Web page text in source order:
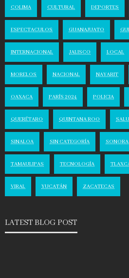
COLIMA CULTURAL DEPORTES
ESPECTACULOS GUANAJUATO
INTERNACIONAL JALISCO LOCAL
MORELOS NACIONAL NAYARIT
OAXACA PARÍS 2024 POLICIA
QUERÉTARO QUINTANA ROO
SINALOA SIN CATEGORÍA SONORA
TAMAULIPAS TECNOLOGÍA
VIRAL YUCATÁN ZACATECAS
LATEST BLOG POST